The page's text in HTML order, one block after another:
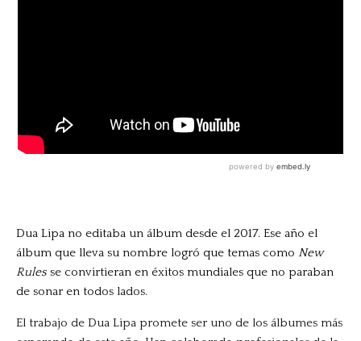
Dua Lipa no editaba un álbum desde el 2017. Ese año el
álbum que lleva su nombre logró que temas como New
Rules se convirtieran en éxitos mundiales que no paraban
de sonar en todos lados.
El trabajo de Dua Lipa promete ser uno de los álbumes más